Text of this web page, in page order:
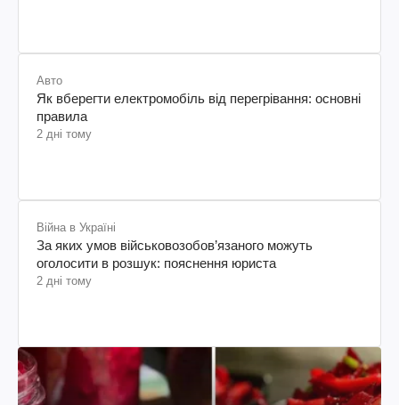
Авто
Як вберегти електромобіль від перегрівання: основні
правила
2 дні тому
Війна в Україні
За яких умов військовозобов’язаного можуть
оголосити в розшук: пояснення юриста
2 дні тому